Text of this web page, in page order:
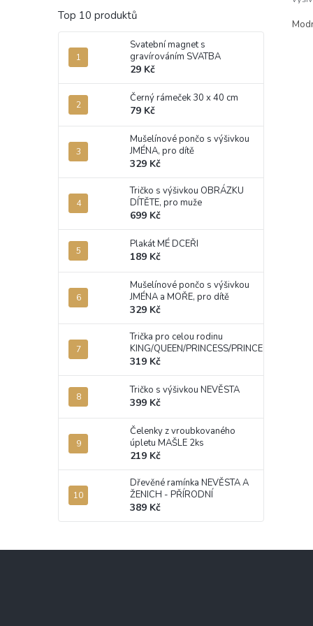
Top 10 produktů
Svatební magnet s
gravírováním SVATBA
29 Kč
Černý rámeček 30 x 40 cm
79 Kč
Mušelínové pončo s výšivkou
JMÉNA, pro dítě
329 Kč
Tričko s výšivkou OBRÁZKU
DÍTĚTE, pro muže
699 Kč
Plakát MÉ DCEŘI
189 Kč
Mušelínové pončo s výšivkou
JMÉNA a MOŘE, pro dítě
329 Kč
Trička pro celou rodinu
KING/QUEEN/PRINCESS/PRINCE
319 Kč
Tričko s výšivkou NEVĚSTA
399 Kč
Čelenky z vroubkovaného
úpletu MAŠLE 2ks
219 Kč
Dřevěné ramínka NEVĚSTA A
ŽENICH - PŘÍRODNÍ
389 Kč